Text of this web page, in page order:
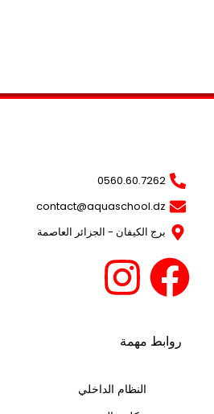
0560.60.7262
contact@aquaschool.dz
برج الكيفان - الجزائر العاصمة
روابط مهمة
النظام الداخلي